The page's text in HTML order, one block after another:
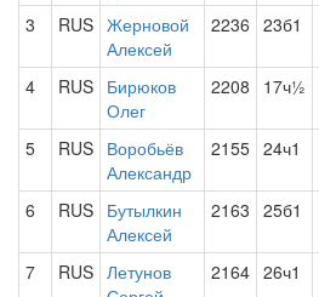
3 RUS Жерновой
Алексей
2236 23б1
4 RUS Бирюков
Олег
2208 17ч½
5 RUS Воробьёв
Александр
2155 24ч1
6 RUS Бутылкин
Алексей
2163 25б1
7 RUS Летунов
2164 26ч1